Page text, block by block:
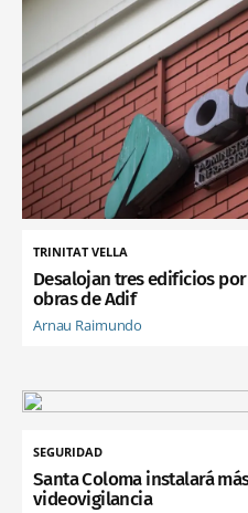
TRINITAT VELLA
Desalojan tres edificios
obras de Adif
Arnau Raimundo
SEGURIDAD
Santa Coloma instalará
videovigilancia